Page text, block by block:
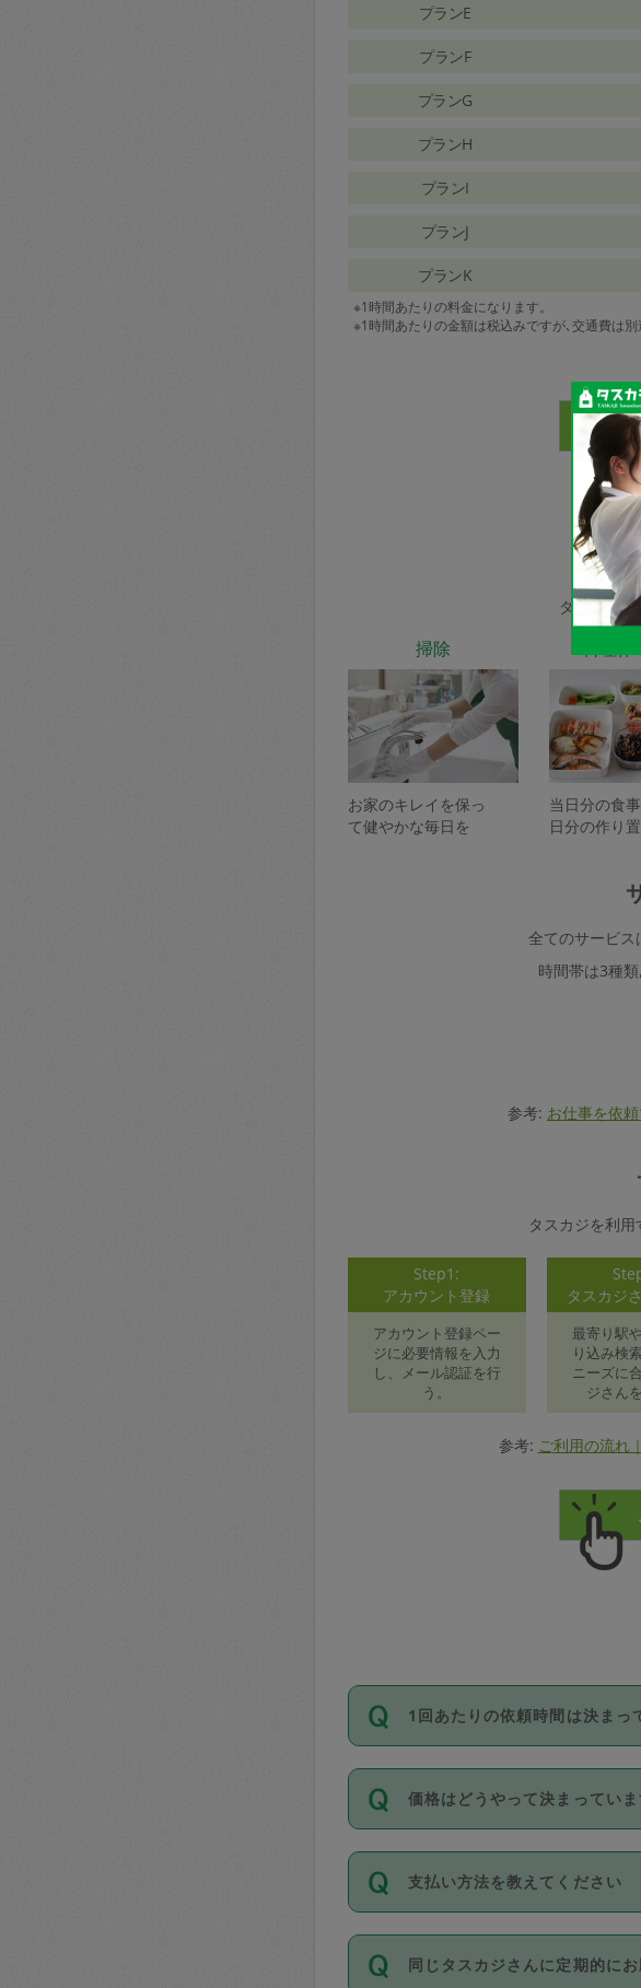
プランE
プランF
プランG
プランH
プランI
プランJ
プランK
※1時間あたりの料金になります。
※1時間あたりの金額は税込みですが､交通費は
タスカジで
掃除
お家のキレイを保っ
て健やかな毎日を
料理
当日分の食
日分の作り
全てのサービス
時間帯は3種
参考: お仕事を依
タスカジを利用
Step1:
アカウント登録
アカウント登録ペー
ジに必要情報を入力
し、メール認証を行
う。
タスカジ
最寄り駅
り込み検
ニーズに
ジさん
参考: ご利用の流れ
1回あたりの依頼時間は決まっ
依頼1回につき3時間固定です
い。機能をご利用いただくに
が必要です。なお、3時間を下
価格はどうやって決まっていま
11種類の価格帯の中からタス
タスカジさんの価格設定には
除々に設定可能な最高額が上
支払い方法を教えてください
お支払方法はクレジットカー
Club）のみとなります。
同じタスカジさんに定期的に